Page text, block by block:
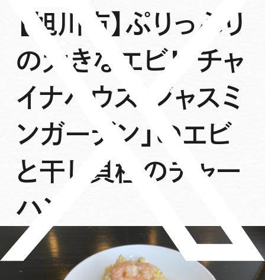
【旭川市】ぷりっぷり
の大きなエビ！「チャ
イナハウス ジャスミ
ンガーデン」のエビ
と干し貝柱のチャー
ハン